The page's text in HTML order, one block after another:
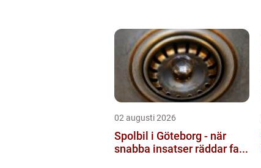
02 augusti 2026
Spolbil i Göteborg - när
snabba insatser räddar fa...